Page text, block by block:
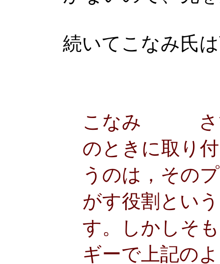
続いてこなみ氏
こなみ さて
のときに取り
うのは，その
がす役割とい
す。しかしそ
ギーで上記の